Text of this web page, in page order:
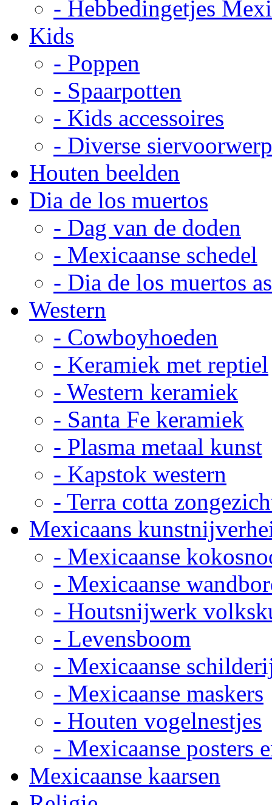
- Hebbedingetjes
Kids
- Poppen
- Spaarpotten
- Kids accessoires
- Diverse
Houten beelden
Dia de los muertos
- Dag van de doden
- Mexicaanse schedel
- Dia de los muertos
Western
- Cowboyhoeden
- Keramiek met reptiel
- Western keramiek
- Santa Fe keramiek
- Plasma metaal kunst
- Kapstok western
- Terra cotta
Mexicaans
- Mexicaanse
- Mexicaanse
- Houtsnijwerk
- Levensboom
- Mexicaanse
- Mexicaanse maskers
- Houten vogelnestjes
- Mexicaanse posters
Mexicaanse kaarsen